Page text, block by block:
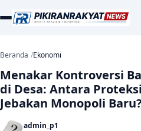
Beranda Ekonomi
Menakar Kontroversi
di Desa: Antara
Jebakan Monopoli Baru?
admin_p1